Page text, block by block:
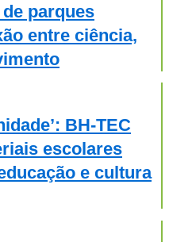
parques
entre ciência,
BH-TEC
escolares
e cultura